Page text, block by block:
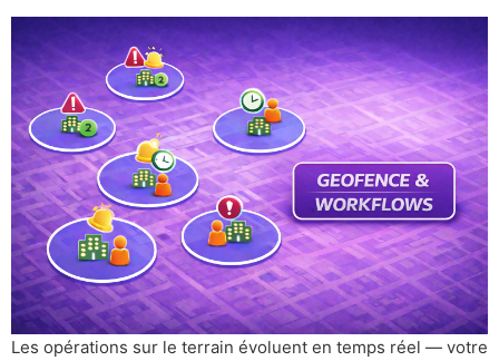
Les opérations sur le terrain évoluent en temps réel — votre